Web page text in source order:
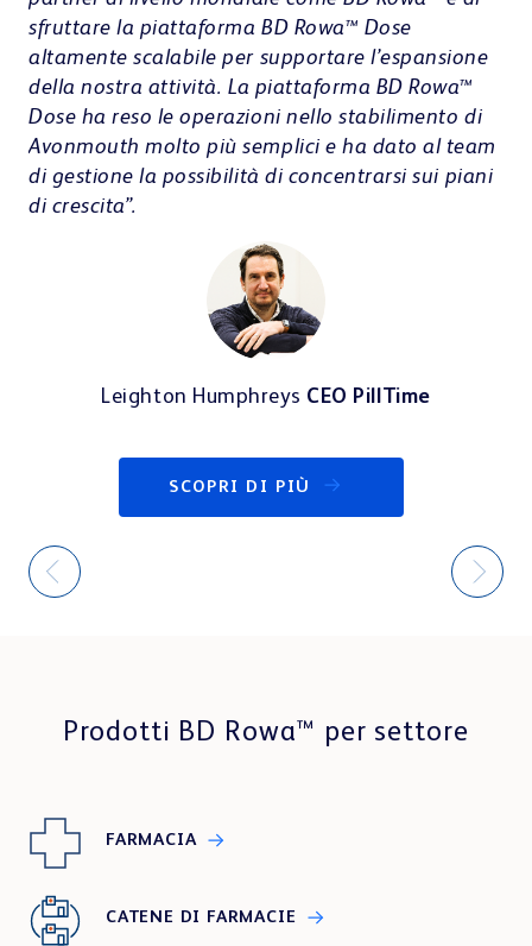
sfruttare la piattaforma BD Rowa™ Dose
altamente scalabile per supportare l’espansione
della nostra attività. La piattaforma BD Rowa™
Dose ha reso le operazioni nello stabilimento di
Avonmouth molto più semplici e ha dato al team
di gestione la possibilità di concentrarsi sui piani
di crescita”.
Leighton Humphreys CEO PillTime
SCOPRI DI PIÙ
Prodotti BD Rowa™ per settore
FARMACIA
CATENE DI FARMACIE